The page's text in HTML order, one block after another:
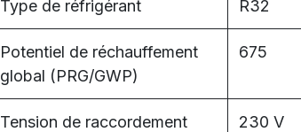
Type de réfrigérant R32
Potentiel de réchauffement
global (PRG/GWP)
675
Tension de raccordement 230 V